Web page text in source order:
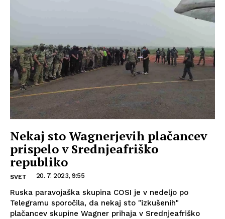
Nekaj sto Wagnerjevih plačancev
prispelo v Srednjeafriško
republiko
SVET 20. 7. 2023, 9:55
Ruska paravojaška skupina COSI je v nedeljo po
Telegramu sporočila, da nekaj sto "izkušenih"
plačancev skupine Wagner prihaja v Srednjeafriško